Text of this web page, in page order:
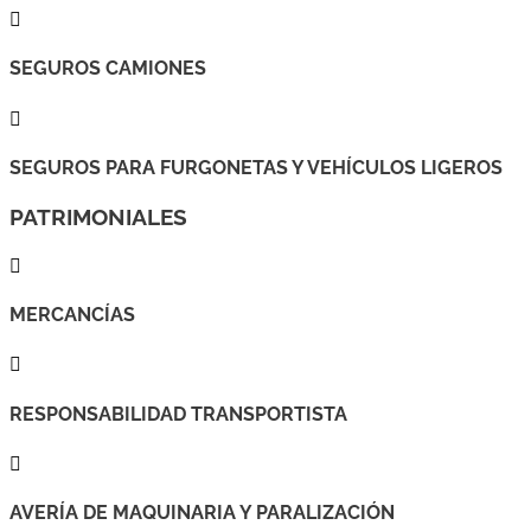

SEGUROS CAMIONES

SEGUROS PARA FURGONETAS Y VEHÍCULOS LIGEROS
PATRIMONIALES

MERCANCÍAS

RESPONSABILIDAD TRANSPORTISTA

AVERÍA DE MAQUINARIA Y PARALIZACIÓN